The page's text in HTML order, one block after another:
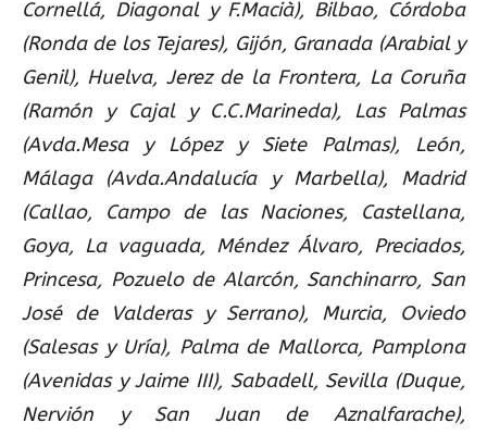
Cornellá, Diagonal y F.Macià), Bilbao, Córdoba
(Ronda de los Tejares), Gijón, Granada (Arabial y
Genil), Huelva, Jerez de la Frontera, La Coruña
(Ramón y Cajal y C.C.Marineda), Las Palmas
(Avda.Mesa y López y Siete Palmas), León,
Málaga (Avda.Andalucía y Marbella), Madrid
(Callao, Campo de las Naciones, Castellana,
Goya, La vaguada, Méndez Álvaro, Preciados,
Princesa, Pozuelo de Alarcón, Sanchinarro, San
José de Valderas y Serrano), Murcia, Oviedo
(Salesas y Uría), Palma de Mallorca, Pamplona
(Avenidas y Jaime III), Sabadell, Sevilla (Duque,
Nervión y San Juan de Aznalfarache),